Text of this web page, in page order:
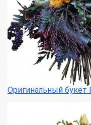
Оригинальный букет